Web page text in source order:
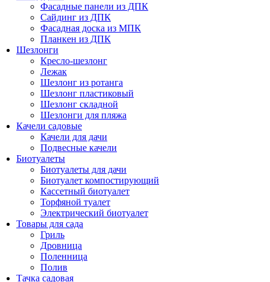
Фасадные панели из ДПК
Сайдинг из ДПК
Фасадная доска из МПК
Планкен из ДПК
Шезлонги
Кресло-шезлонг
Лежак
Шезлонг из ротанга
Шезлонг пластиковый
Шезлонг складной
Шезлонги для пляжа
Качели садовые
Качели для дачи
Подвесные качели
Биотуалеты
Биотуалеты для дачи
Биотуалет компостирующий
Кассетный биотуалет
Торфяной туалет
Электрический биотуалет
Товары для сада
Гриль
Дровница
Поленница
Полив
Тачка садовая